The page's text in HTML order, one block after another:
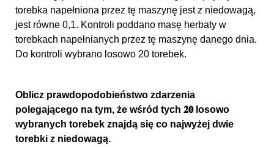
torebka napełniona przez tę maszynę jest z niedowagą,
jest równe 0,1. Kontroli poddano masę herbaty w
torebkach napełnianych przez tę maszynę danego dnia.
Do kontroli wybrano losowo 20 torebek.
Oblicz prawdopodobieństwo zdarzenia
polegającego na tym, że wśród tych 𝟐𝟎 losowo
wybranych torebek znajdą się co najwyżej dwie
torebki z niedowagą.